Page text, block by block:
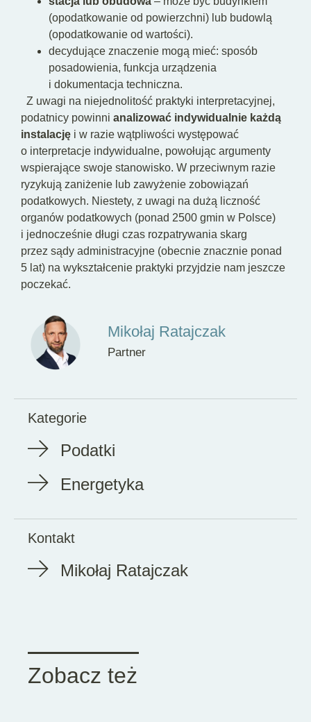
(opodatkowanie od powierzchni) lub budowlą
(opodatkowanie od wartości).
decydujące znaczenie mogą mieć: sposób
posadowienia, funkcja urządzenia
i dokumentacja techniczna.
Z uwagi na niejednolitość praktyki interpretacyjnej,
podatnicy powinni analizować indywidualnie każdą
instalację i w razie wątpliwości występować
o interpretacje indywidualne, powołując argumenty
wspierające swoje stanowisko. W przeciwnym razie
ryzykują zaniżenie lub zawyżenie zobowiązań
podatkowych. Niestety, z uwagi na dużą liczność
organów podatkowych (ponad 2500 gmin w Polsce)
i jednocześnie długi czas rozpatrywania skarg
przez sądy administracyjne (obecnie znacznie ponad
5 lat) na wykształcenie praktyki przyjdzie nam jeszcze
poczekać.
Mikołaj Ratajczak
Partner
Kategorie
Podatki
Energetyka
Kontakt
Mikołaj Ratajczak
Zobacz też